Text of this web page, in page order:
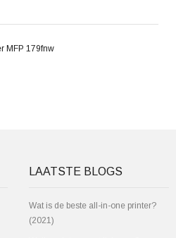
MFP 179fnw
LAATSTE BLOGS
Wat is de beste all-in-one printer?
(2021)